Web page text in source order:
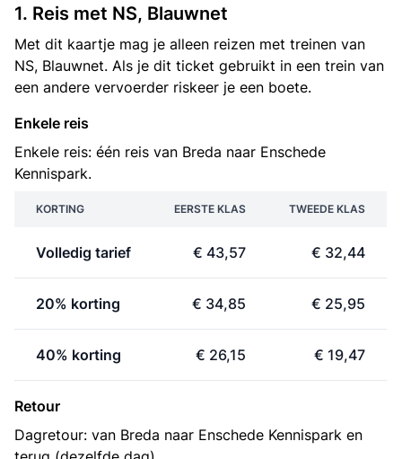
1. Reis met NS, Blauwnet
Met dit kaartje mag je alleen reizen met treinen van
NS, Blauwnet. Als je dit ticket gebruikt in een trein van
een andere vervoerder riskeer je een boete.
Enkele reis
Enkele reis: één reis van Breda naar Enschede
Kennispark.
KORTING EERSTE KLAS TWEEDE KLAS
Volledig tarief € 43,57 € 32,44
20% korting € 34,85 € 25,95
40% korting € 26,15 € 19,47
Retour
Dagretour: van Breda naar Enschede Kennispark en